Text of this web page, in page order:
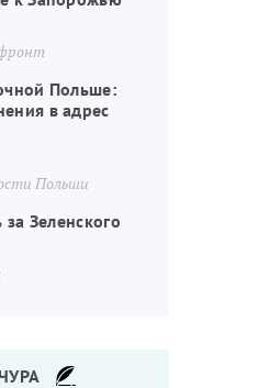
Польше:
в адрес
Польши
за Зеленского